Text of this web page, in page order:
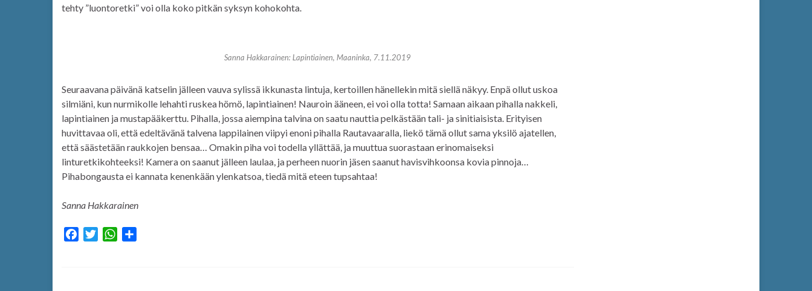
tehty ”luontoretki” voi olla koko pitkän syksyn kohokohta.
Sanna Hakkarainen: Lapintiainen, Maaninka, 7.11.2019
Seuraavana päivänä katselin jälleen vauva sylissä ikkunasta lintuja, kertoillen hänellekin mitä siellä näkyy. Enpä ollut uskoa
silmiäni, kun nurmikolle lehahti ruskea hömö, lapintiainen! Nauroin ääneen, ei voi olla totta! Samaan aikaan pihalla nakkeli,
lapintiainen ja mustapääkerttu. Pihalla, jossa aiempina talvina on saatu nauttia pelkästään tali- ja sinitiaisista. Erityisen
huvittavaa oli, että edeltävänä talvena lappilainen viipyi enoni pihalla Rautavaaralla, liekö tämä ollut sama yksilö ajatellen,
että säästetään raukkojen bensaa… Omakin piha voi todella yllättää, ja muuttua suorastaan erinomaiseksi
linturetkikohteeksi! Kamera on saanut jälleen laulaa, ja perheen nuorin jäsen saanut havisvihkoonsa kovia pinnoja…
Pihabongausta ei kannata kenenkään ylenkatsoa, tiedä mitä eteen tupsahtaa!
Sanna Hakkarainen
W